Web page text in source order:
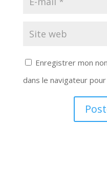
Enregistrer mon
dans le navigateur